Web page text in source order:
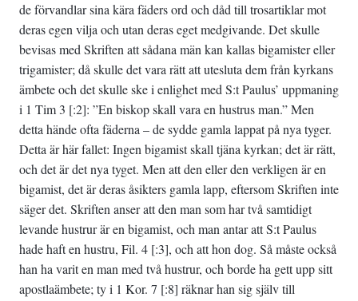
de förvandlar sina kära fäders ord och dåd till trosartiklar mot
deras egen vilja och utan deras eget medgivande. Det skulle
bevisas med Skriften att sådana män kan kallas bigamister eller
trigamister; då skulle det vara rätt att utesluta dem från kyrkans
ämbete och det skulle ske i enlighet med S:t Paulus’ uppmaning
i 1 Tim 3 [:2]: ”En biskop skall vara en hustrus man.” Men
detta hände ofta fäderna – de sydde gamla lappat på nya tyger.
Detta är här fallet: Ingen bigamist skall tjäna kyrkan; det är rätt,
och det är det nya tyget. Men att den eller den verkligen är en
bigamist, det är deras åsikters gamla lapp, eftersom Skriften inte
säger det. Skriften anser att den man som har två samtidigt
levande hustrur är en bigamist, och man antar att S:t Paulus
hade haft en hustru, Fil. 4 [:3], och att hon dog. Så måste också
han ha varit en man med två hustrur, och borde ha gett upp sitt
apostlaämbete; ty i 1 Kor. 7 [:8] räknar han sig själv till